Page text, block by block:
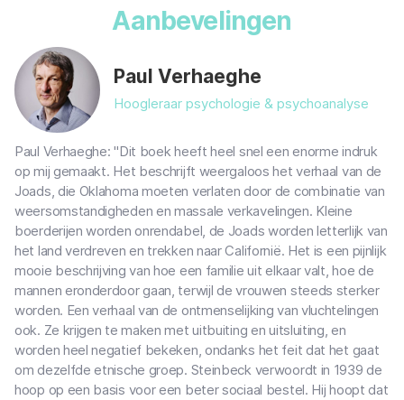
Aanbevelingen
Paul Verhaeghe
Hoogleraar psychologie & psychoanalyse
Paul Verhaeghe: "Dit boek heeft heel snel een enorme indruk
op mij gemaakt. Het beschrijft weergaloos het verhaal van de
Joads, die Oklahoma moeten verlaten door de combinatie van
weersomstandigheden en massale verkavelingen. Kleine
boerderijen worden onrendabel, de Joads worden letterlijk van
het land verdreven en trekken naar Californië. Het is een pijnlijk
mooie beschrijving van hoe een familie uit elkaar valt, hoe de
mannen eronderdoor gaan, terwijl de vrouwen steeds sterker
worden. Een verhaal van de ontmenselijking van vluchtelingen
ook. Ze krijgen te maken met uitbuiting en uitsluiting, en
worden heel negatief bekeken, ondanks het feit dat het gaat
om dezelfde etnische groep. Steinbeck verwoordt in 1939 de
hoop op een basis voor een beter sociaal bestel. Hij hoopt dat